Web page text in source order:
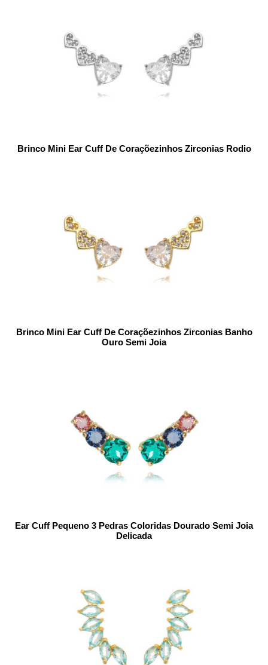
Brinco Mini Ear Cuff De Coraçõezinhos Zirconias Rodio
Brinco Mini Ear Cuff De Coraçõezinhos Zirconias Banho
Ouro Semi Joia
Ear Cuff Pequeno 3 Pedras Coloridas Dourado Semi Joia
Delicada